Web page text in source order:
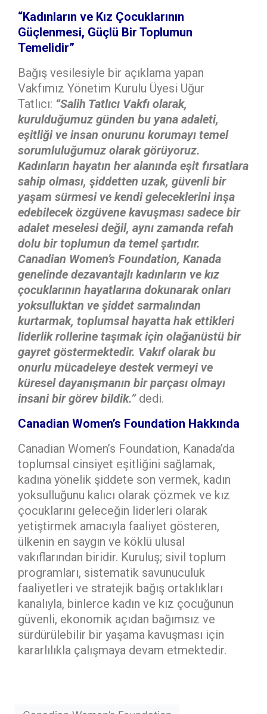
“Kadınların ve Kız Çocuklarının
Güçlenmesi, Güçlü Bir Toplumun
Temelidir”
Bağış vesilesiyle bir açıklama yapan
Vakfımız Yönetim Kurulu Üyesi Uğur
Tatlıcı: “Salih Tatlıcı Vakfı olarak,
kurulduğumuz günden bu yana adaleti,
eşitliği ve insan onurunu korumayı temel
sorumluluğumuz olarak görüyoruz.
Kadınların hayatın her alanında eşit fırsatlara
sahip olması, şiddetten uzak, güvenli bir
yaşam sürmesi ve kendi geleceklerini inşa
edebilecek özgüvene kavuşması sadece bir
adalet meselesi değil, aynı zamanda refah
dolu bir toplumun da temel şartıdır.
Canadian Women’s Foundation, Kanada
genelinde dezavantajlı kadınların ve kız
çocuklarının hayatlarına dokunarak onları
yoksulluktan ve şiddet sarmalından
kurtarmak, toplumsal hayatta hak ettikleri
liderlik rollerine taşımak için olağanüstü bir
gayret göstermektedir. Vakıf olarak bu
onurlu mücadeleye destek vermeyi ve
küresel dayanışmanın bir parçası olmayı
insani bir görev bildik.”dedi.
Canadian Women’s Foundation Hakkında
Canadian Women’s Foundation, Kanada’da
toplumsal cinsiyet eşitliğini sağlamak,
kadına yönelik şiddete son vermek, kadın
yoksulluğunu kalıcı olarak çözmek ve kız
çocuklarını geleceğin liderleri olarak
yetiştirmek amacıyla faaliyet gösteren,
ülkenin en saygın ve köklü ulusal
vakıflarından biridir. Kuruluş; sivil toplum
programları, sistematik savunuculuk
faaliyetleri ve stratejik bağış ortaklıkları
kanalıyla, binlerce kadın ve kız çocuğunun
güvenli, ekonomik açıdan bağımsız ve
sürdürülebilir bir yaşama kavuşması için
kararlılıkla çalışmaya devam etmektedir.